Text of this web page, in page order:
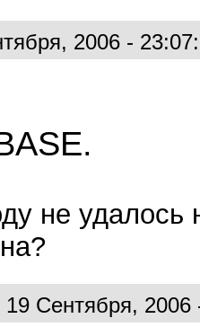
2006 -
не удалось
19 Сентября, 2006